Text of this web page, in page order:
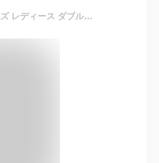
カナル ヨンドシー canal ４℃ メンズ レディース ダブルループ ペアネックレス ディズニー Disney シンデレラ 王子 151734721003/151734720053